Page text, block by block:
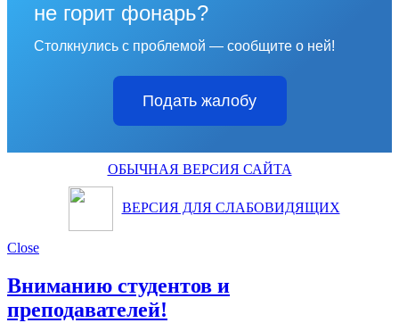
не горит фонарь?
Столкнулись с проблемой — сообщите о ней!
Подать жалобу
ОБЫЧНАЯ ВЕРСИЯ САЙТА
ВЕРСИЯ ДЛЯ СЛАБОВИДЯЩИХ
Close
Вниманию студентов и
преподавателей!